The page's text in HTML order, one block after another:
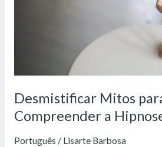
Desmistificar Mitos
Compreender a
Português / Lisarte Barbosa